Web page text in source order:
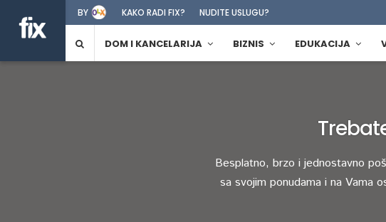
BY KAKO RADI FIX? NUDITE USLUGU?
DOM I KANCELARIJA BIZNIS EDUKACIJA
Besplatno, brzo i jednostavno
sa svojim ponudama i na Vama